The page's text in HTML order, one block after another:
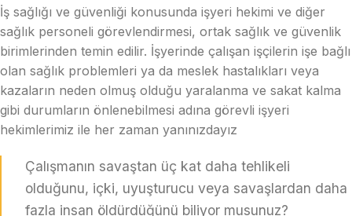
İş sağlığı ve güvenliği konusunda işyeri hekimi ve diğer
sağlık personeli görevlendirmesi, ortak sağlık ve güvenlik
birimle­rinden temin edilir. İşyerinde çalışan işçilerin işe bağlı
olan sağlık problemleri ya da meslek hastalıkları veya
kazaların neden olmuş olduğu yaralanma ve sakat kalma
gibi durumların önlenebilmesi adına görevli işyeri
hekimlerimiz ile her zaman yanınızdayız
Çalışmanın savaştan üç kat daha tehlikeli
olduğunu, içki, uyuşturucu veya savaşlardan daha
fazla insan öldürdüğünü biliyor musunuz?